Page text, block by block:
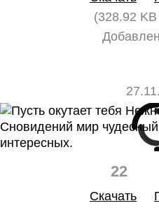
(328.92
22
Скачать